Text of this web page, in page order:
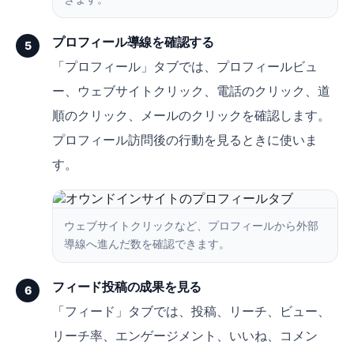
5 プロフィール導線を確認する
「プロフィール」タブでは、プロフィールビュ
ー、ウェブサイトクリック、電話のクリック、道
順のクリック、メールのクリックを確認します。
プロフィール訪問後の行動を見るときに使いま
す。
ウェブサイトクリックなど、プロフィールから外部
導線へ進んだ数を確認できます。
6 フィード投稿の成果を見る
「フィード」タブでは、投稿、リーチ、ビュー、
リーチ率、エンゲージメント、いいね、コメン